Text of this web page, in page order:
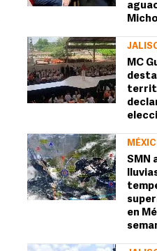
MC
SMN
en